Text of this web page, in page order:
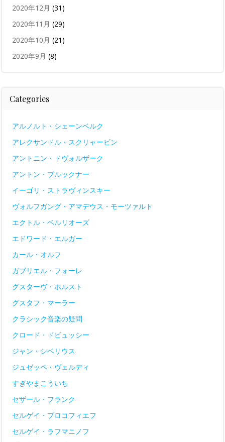
2020年12月 (31)
2020年11月 (29)
2020年10月 (21)
2020年9月 (8)
Categories
アルノルト・シェーンベルク
アレクサンドル・スクリャービン
アントニン・ドヴォルザーク
アントン・ブルックナー
イーゴリ・ストラヴィンスキー
ヴォルフガング・アマデウス・モーツァルト
エクトル・ベルリオーズ
エドワード・エルガー
カール・オルフ
ガブリエル・フォーレ
グスターヴ・ホルスト
グスタフ・マーラー
クラシック音楽の疑問
クロード・ドビュッシー
ジャン・シベリウス
ジュゼッペ・ヴェルディ
すぎやまこういち
セザール・フランク
セルゲイ・プロコフィエフ
セルゲイ・ラフマニノフ